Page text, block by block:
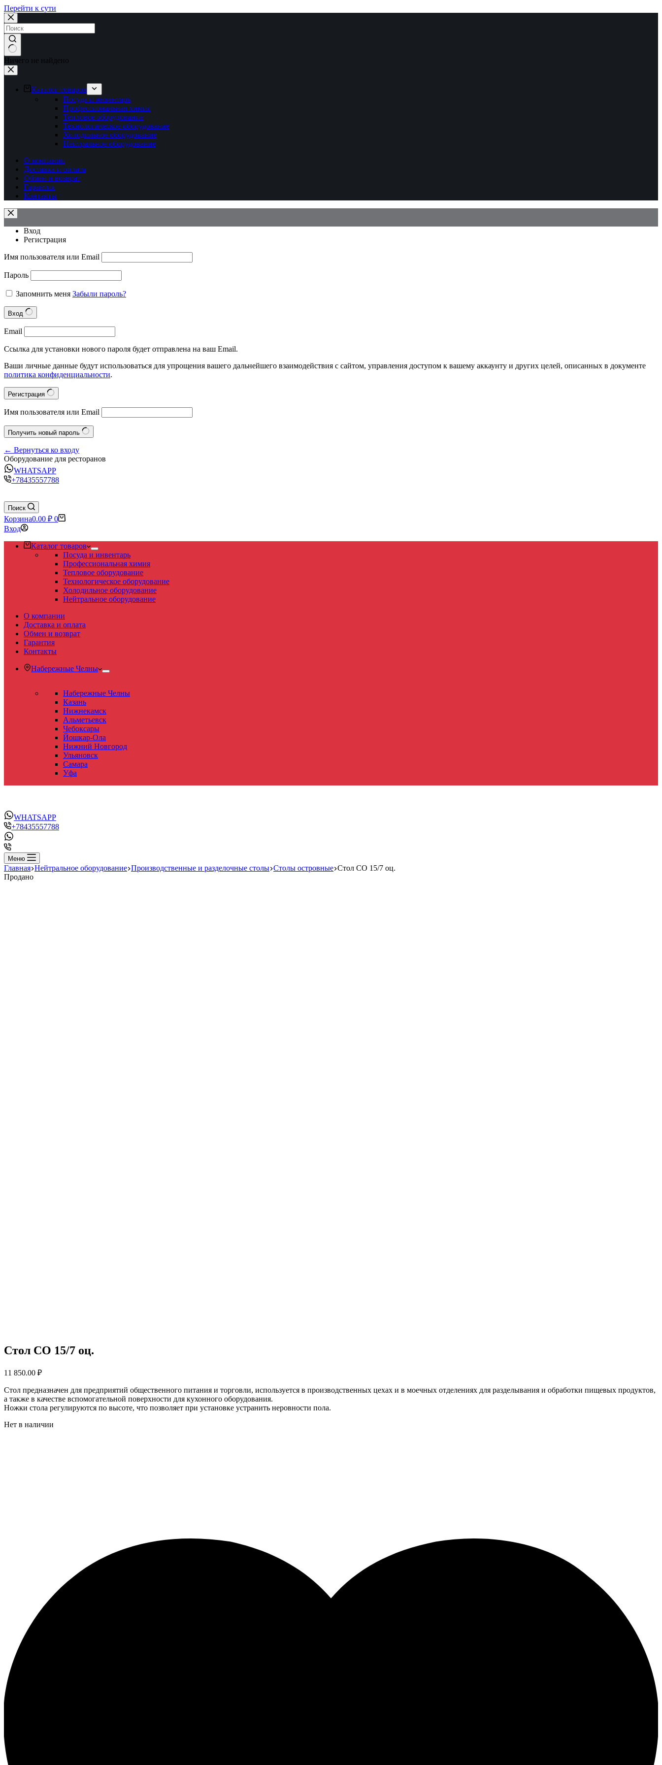
Перейти к сути
Ничего не найдено
Каталог товаров
Посуда и инвентарь
Профессиональная химия
Тепловое оборудование
Технологическое оборудование
Холодильное оборудование
Нейтральное оборудование
О компании
Доставка и оплата
Обмен и возврат
Гарантия
Контакты
Вход
Регистрация
Имя пользователя или Email
Пароль
Запомнить меня Забыли пароль?
Вход
Email
Ссылка для установки нового пароля будет отправлена на ваш Email.
Ваши личные данные будут использоваться для упрощения вашего дальнейшего взаимодействия с сайтом, управления доступом к вашему аккаунту и других целей, описанных в документе
политика конфиденциальности.
Регистрация
Имя пользователя или Email
Получить новый пароль
← Вернуться ко входу
Оборудование для ресторанов
WHATSAPP
+78435557788
Поиск
Корзина0.00 ₽ 0
Вход
Каталог товаров
Посуда и инвентарь
Профессиональная химия
Тепловое оборудование
Технологическое оборудование
Холодильное оборудование
Нейтральное оборудование
О компании
Доставка и оплата
Обмен и возврат
Гарантия
Контакты
Набережные Челны
Набережные Челны
Казань
Нижнекамск
Альметьевск
Чебоксары
Йошкар-Ола
Нижний Новгород
Ульяновск
Самара
Уфа
WHATSAPP
+78435557788
Меню
Главная Нейтральное оборудование Производственные и разделочные столы Столы островные Стол СО 15/7 оц.
Продано
Стол СО 15/7 оц.
11 850.00 ₽
Стол предназначен для предприятий общественного питания и торговли, используется в производственных цехах и в моечных отделениях для разделывания и обработки пищевых продуктов,
а также в качестве вспомогательной поверхности для кухонного оборудования.
Ножки стола регулируются по высоте, что позволяет при установке устранить неровности пола.
Нет в наличии